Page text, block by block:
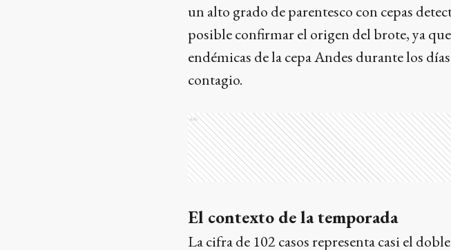
un alto grado de parentesco con cepas
posible confirmar el origen del brote, ya
endémicas de la cepa Andes durante los
contagio.
Ads
El contexto de la temporada
La cifra de 102 casos representa casi el